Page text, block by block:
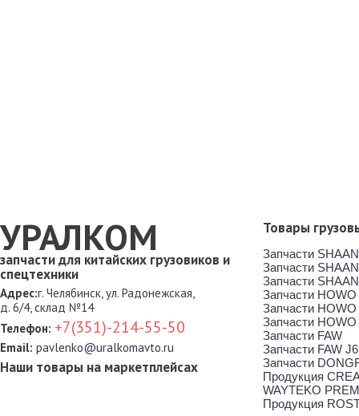
УРАЛКОМ
запчасти для китайских грузовиков и
спецтехники
Адрес:г. Челябинск, ул. Радонежская,
д. 6/4, склад №14
Телефон: +7(351)-214-55-50
Email: pavlenko@uralkomavto.ru
Наши товары на маркетплейсах
Товары
Запчасти
Запчасти
Запчасти
Запчасти HOWO
Запчасти
Запчасти HOWO
Запчасти FAW
Запчасти FAW J6
Запчасти
Продукция
WAYTEKO
Продукция